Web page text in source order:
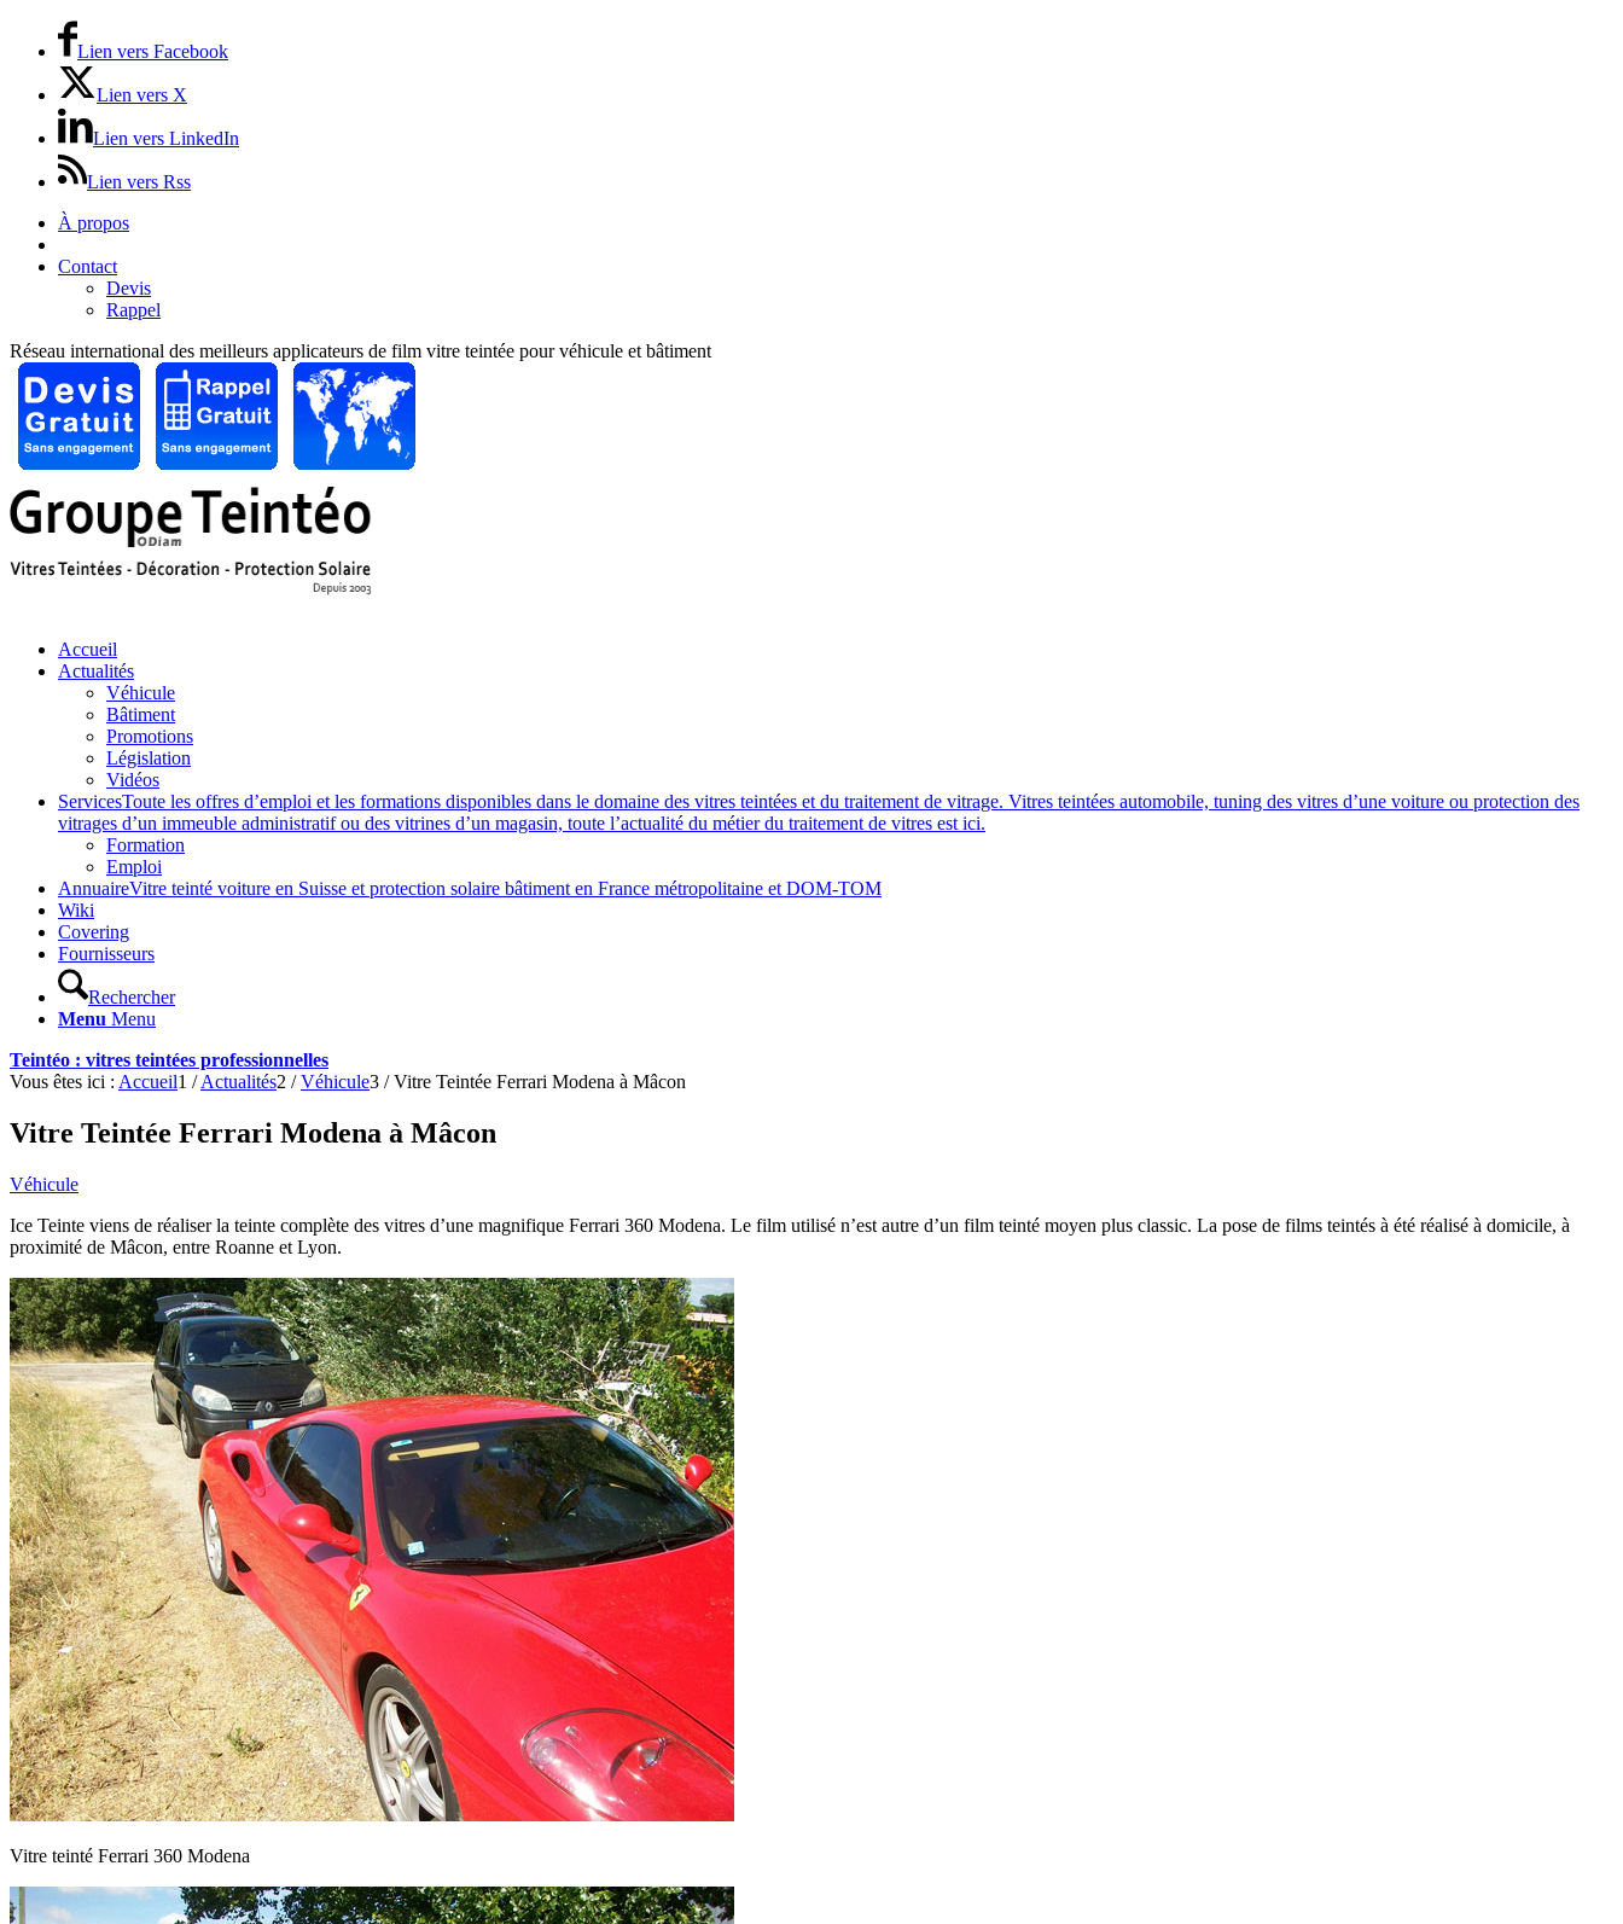
Lien vers Facebook
Lien vers X
Lien vers LinkedIn
Lien vers Rss
À propos
Contact
Devis
Rappel
Réseau international des meilleurs applicateurs de film vitre teintée pour véhicule et bâtiment
Accueil
Actualités
Véhicule
Bâtiment
Promotions
Législation
Vidéos
ServicesToute les offres d’emploi et les formations disponibles dans le domaine des vitres teintées et du traitement de vitrage. Vitres teintées automobile, tuning des vitres d’une voiture ou protection des
vitrages d’un immeuble administratif ou des vitrines d’un magasin, toute l’actualité du métier du traitement de vitres est ici.
Formation
Emploi
AnnuaireVitre teinté voiture en Suisse et protection solaire bâtiment en France métropolitaine et DOM-TOM
Wiki
Covering
Fournisseurs
Rechercher
Menu Menu
Teintéo : vitres teintées professionnelles
Vous êtes ici : Accueil1 / Actualités2 / Véhicule3 / Vitre Teintée Ferrari Modena à Mâcon
Vitre Teintée Ferrari Modena à Mâcon
Véhicule
Ice Teinte viens de réaliser la teinte complète des vitres d’une magnifique Ferrari 360 Modena. Le film utilisé n’est autre d’un film teinté moyen plus classic. La pose de films teintés à été réalisé à domicile, à
proximité de Mâcon, entre Roanne et Lyon.
Vitre teinté Ferrari 360 Modena